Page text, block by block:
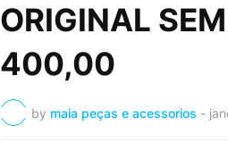
ORIGINAL
400,00
by maia peças e acessorios -